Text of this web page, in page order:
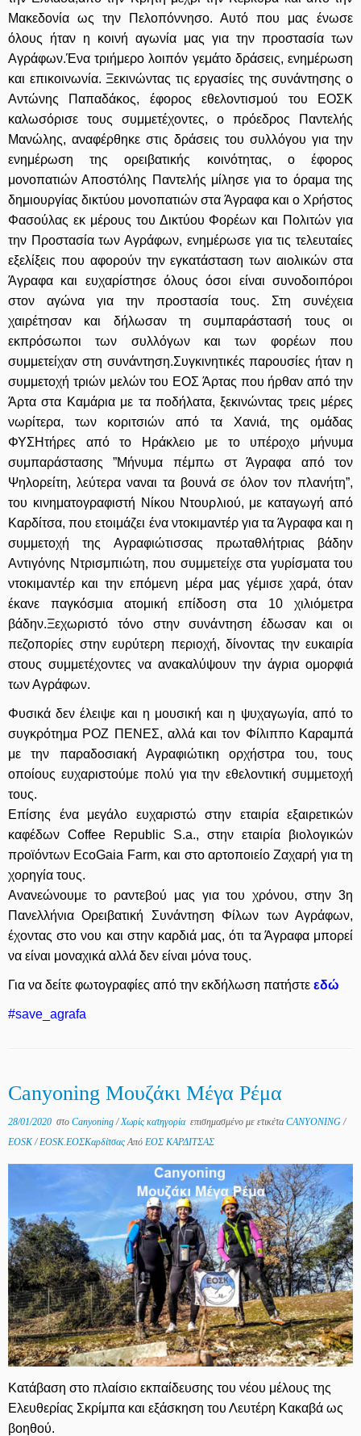
Μακεδονία ως την Πελοπόννησο. Αυτό που μας ένωσε
όλους ήταν η κοινή αγωνία μας για την προστασία των
Αγράφων.Ένα τριήμερο λοιπόν γεμάτο δράσεις, ενημέρωση
και επικοινωνία. Ξεκινώντας τις εργασίες της συνάντησης ο
Αντώνης Παπαδάκος, έφορος εθελοντισμού του ΕΟΣΚ
καλωσόρισε τους συμμετέχοντες, ο πρόεδρος Παντελής
Μανώλης, αναφέρθηκε στις δράσεις του συλλόγου για την
ενημέρωση της ορειβατικής κοινότητας, ο έφορος
μονοπατιών Αποστόλης Παντελής μίλησε για το όραμα της
δημιουργίας δικτύου μονοπατιών στα Άγραφα και ο Χρήστος
Φασούλας εκ μέρους του Δικτύου Φορέων και Πολιτών για
την Προστασία των Αγράφων, ενημέρωσε για τις τελευταίες
εξελίξεις που αφορούν την εγκατάσταση των αιολικών στα
Άγραφα και ευχαρίστησε όλους όσοι είναι συνοδοιπόροι
στον αγώνα για την προστασία τους. Στη συνέχεια
χαιρέτησαν και δήλωσαν τη συμπαράστασή τους οι
εκπρόσωποι των συλλόγων και των φορέων που
συμμετείχαν στη συνάντηση.Συγκινητικές παρουσίες ήταν η
συμμετοχή τριών μελών του ΕΟΣ Άρτας που ήρθαν από την
Άρτα στα Καμάρια με τα ποδήλατα, ξεκινώντας τρεις μέρες
νωρίτερα, των κοριτσιών από τα Χανιά, της ομάδας
ΦΥΣΗτήρες από το Ηράκλειο με το υπέροχο μήνυμα
συμπαράστασης ”Μήνυμα πέμπω στ Άγραφα από τον
Ψηλορείτη, λεύτερα ναναι τα βουνά σε όλον τον πλανήτη”,
του κινηματογραφιστή Νίκου Ντουρλιού, με καταγωγή από
Καρδίτσα, που ετοιμάζει ένα ντοκιμαντέρ για τα Άγραφα και η
συμμετοχή της Αγραφιώτισσας πρωταθλήτριας βάδην
Αντιγόνης Ντρισμπιώτη, που συμμετείχε στα γυρίσματα του
ντοκιμαντέρ και την επόμενη μέρα μας γέμισε χαρά, όταν
έκανε παγκόσμια ατομική επίδοση στα 10 χιλιόμετρα
βάδην.Ξεχωριστό τόνο στην συνάντηση έδωσαν και οι
πεζοπορίες στην ευρύτερη περιοχή, δίνοντας την ευκαιρία
στους συμμετέχοντες να ανακαλύψουν την άγρια ομορφιά
των Αγράφων.
Φυσικά δεν έλειψε και η μουσική και η ψυχαγωγία, από το
συγκρότημα ΡΟΖ ΠΕΝΕΣ, αλλά και τον Φίλιππο Καραμπά
με την παραδοσιακή Αγραφιώτικη ορχήστρα του, τους
οποίους ευχαριστούμε πολύ για την εθελοντική συμμετοχή
τους.
Επίσης ένα μεγάλο ευχαριστώ στην εταιρία εξαιρετικών
καφέδων Coffee Republic S.a., στην εταιρία βιολογικών
προϊόντων EcoGaia Farm, και στο αρτοποιείο Ζαχαρή για τη
χορηγία τους.
Ανανεώνουμε το ραντεβού μας για του χρόνου, στην 3η
Πανελλήνια Ορειβατική Συνάντηση Φίλων των Αγράφων,
έχοντας στο νου και στην καρδιά μας, ότι τα Άγραφα μπορεί
να είναι μοναχικά αλλά δεν είναι μόνα τους.
Για να δείτε φωτογραφίες από την εκδήλωση πατήστε εδώ
#save_agrafa
Canyoning Μουζάκι Μέγα Ρέμα
28/01/2020 στο Canyoning / Χωρίς κατηγορία επισημασμένο με ετικέταCANYONING /
EOSK/ EOSK.ΕΟΣΚαρδίτσας Από ΕΟΣ ΚΑΡΔΙΤΣΑΣ
Κατάβαση στο πλαίσιο εκπαίδευσης του νέου μέλους της
Ελευθερίας Σκρίμπα και εξάσκηση του Λευτέρη Κακαβά ως
βοηθού.